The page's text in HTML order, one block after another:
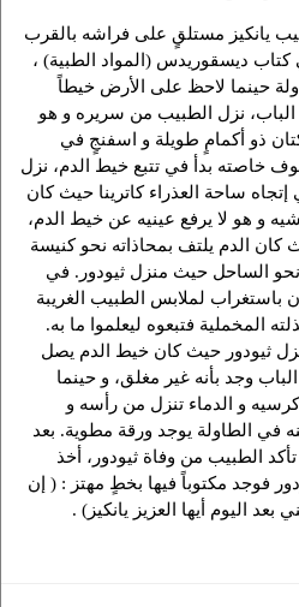
يانكيز مستلقٍ على فراشه بالقرب
كتاب ديسقوريدس (المواد الطبية) ،
حينما لاحظ على الأرض خيطاً
نزل الطبيب من سريره و هو
ذو أكمامٍ طويلة و اسفنجٍ في
خاصته بدأ في تتبع خيط الدم، نزل
ساحة العذراء كاترينا حيث كان
و هو لا يرفع عينيه عن خيط الدم،
الدم يلتف بمحاذاته نحو كنيسة
الساحل حيث منزل ثيودور. في
باستغراب لملابس الطبيب الغريبة
المخملية فتبعوه ليعلموا ما به.
ثيودور حيث كان خيط الدم يصل
وجد بأنه غير مغلق، و حينما
و الدماء تنزل من رأسه و
في الطاولة يوجد ورقة مطوية. بعد
الطبيب من وفاة ثيودور، أخذ
فوجد مكتوباً فيها بخطٍ مهتز : ( إن
بعد اليوم أيها العزيز يانكيز) .